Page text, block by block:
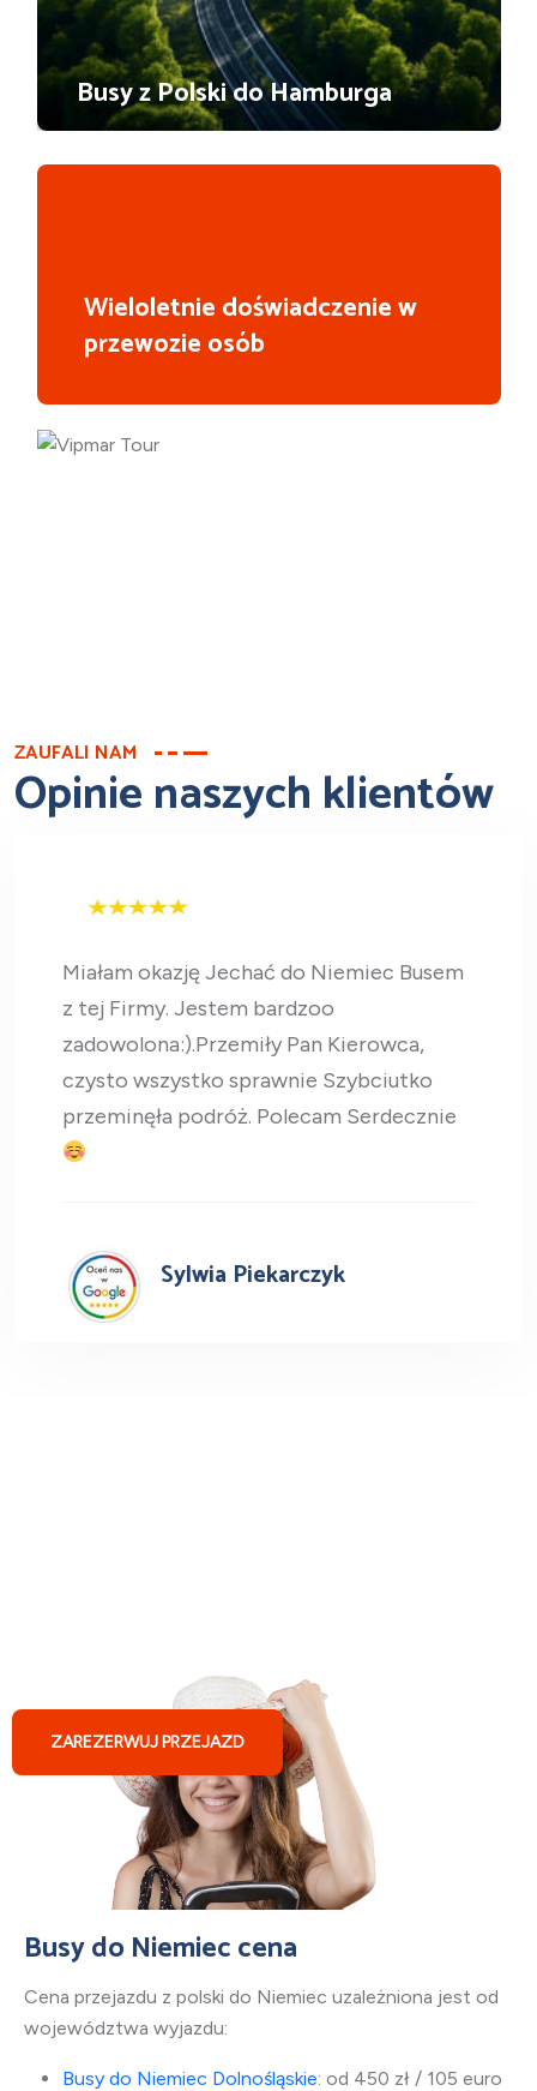
Busy z Polski do Hamburga
Wieloletnie doświadczenie w
przewozie osób
ZAUFALI NAM
Opinie naszych klientów
Miałam okazję Jechać do Niemiec Busem
z tej Firmy. Jestem bardzoo
zadowolona:).Przemiły Pan Kierowca,
czysto wszystko sprawnie Szybciutko
przeminęła podróż. Polecam Serdecznie
Sylwia Piekarczyk
ZAREZERWUJ PRZEJAZD
Busy do Niemiec cena
Cena przejazdu z polski do Niemiec uzależniona jest od
województwa wyjazdu:
Busy do Niemiec Dolnośląskie: od 450 zł / 105 euro